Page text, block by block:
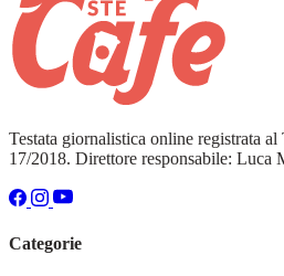
Testata giornalistica online registrata
17/2018. Direttore responsabile: Luca
Categorie